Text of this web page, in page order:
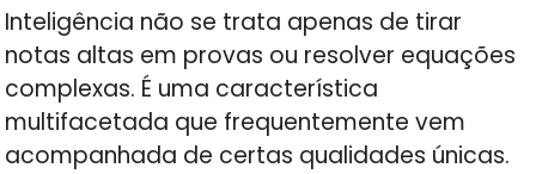
Inteligência não se trata apenas de tirar
notas altas em provas ou resolver equações
complexas. É uma característica
multifacetada que frequentemente vem
acompanhada de certas qualidades únicas.